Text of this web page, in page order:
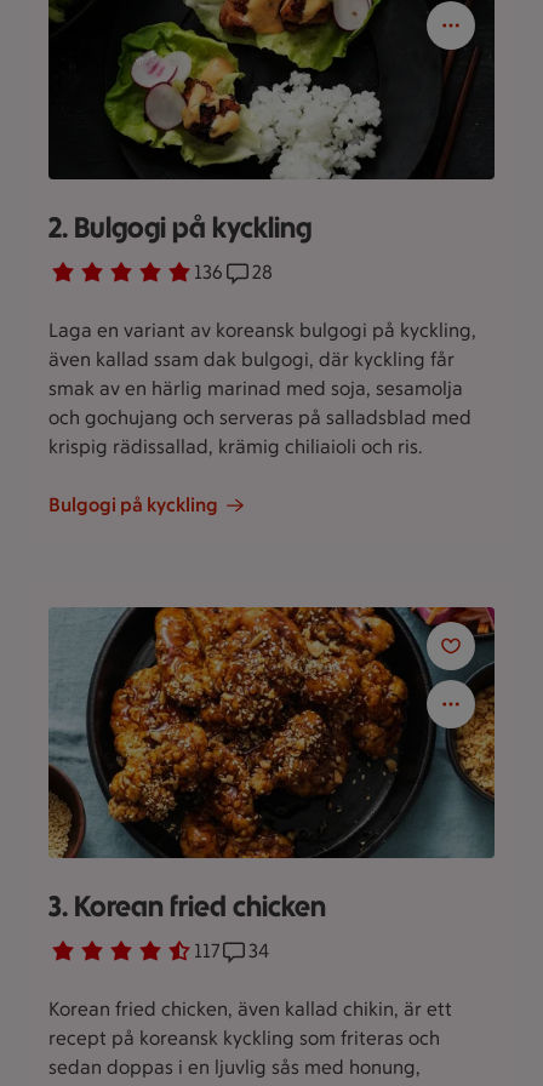
2. Bulgogi på kyckling
Betyg 4.8 av 5. 136
136 personer har röstatReceptet har 28 kommentarer
28
Laga en variant av koreansk bulgogi på kyckling,
även kallad ssam dak bulgogi, där kyckling får
smak av en härlig marinad med soja, sesamolja
och gochujang och serveras på salladsblad med
krispig rädissallad, krämig chiliaioli och ris.
Bulgogi på kyckling
3. Korean fried chicken
Betyg 4.5 av 5. 117
117 personer har röstatReceptet har 34 kommentarer
34
Korean fried chicken, även kallad chikin, är ett
recept på koreansk kyckling som friteras och
sedan doppas i en ljuvlig sås med honung,